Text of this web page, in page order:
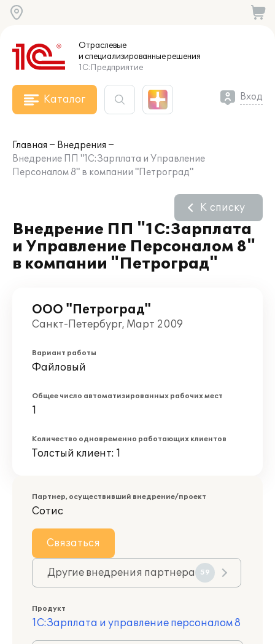
Отраслевые
и специализированныерешения
1С:Предприятие
Каталог Вход
Главная
Внедрения
Внедрение ПП "1С:Зарплата и Управление
Персоналом 8" в компании "Петроград"
Внедрение ПП "1С:Зарплата
и Управление Персоналом 8"
в компании "Петроград"
К списку
ООО "Петроград"
Санкт-Петербург, Март 2009
Вариант работы
Файловый
Общее число автоматизированных рабочих мест
1
Количество одновременно работающих клиентов
Толстый клиент: 1
Партнер, осуществивший внедрение/проект
Сотис
Связаться
Другие внедрения партнера 59
Продукт
1С:Зарплата и управление персоналом 8